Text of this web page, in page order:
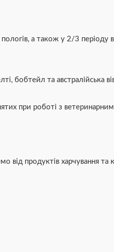
а також у 2/3 періоду
бобтейл та австралійська
при роботі з
від продуктів харчування